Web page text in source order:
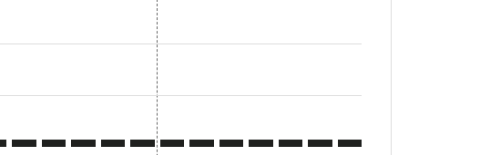
ค้นหาข้อเสนอ
disclaimer. ค้นหาข้อเสนอ
offers-disclaimer. ค้นหาข้อเสนอ
view-offers-disclaimer. ค้นหาข้อเสนอ
cmp-view-offers-disclaimer. ค้นหาข้อเสนอ
cmp-view-offers-disclaimer. ค้นหาข้อเสนอ
cmp-view-offers-disclaimer. ค้นหาข้อเสนอ
MFM–LGK: cmp-view-offers-disclaimer. ค้นหาข้อเสนอ
MFM–LGK: cmp-view-offers-disclaimer. ค้นหาข้อเสนอ
MFM–LGK: cmp-view-offers-disclaimer. ค้นหาข้อเสนอ
MFM–LGK: cmp-view-offers-disclaimer. ค้นหาข้อเสนอ
MFM–LGK: cmp-view-offers-disclaimer. ค้นหาข้อเสนอ